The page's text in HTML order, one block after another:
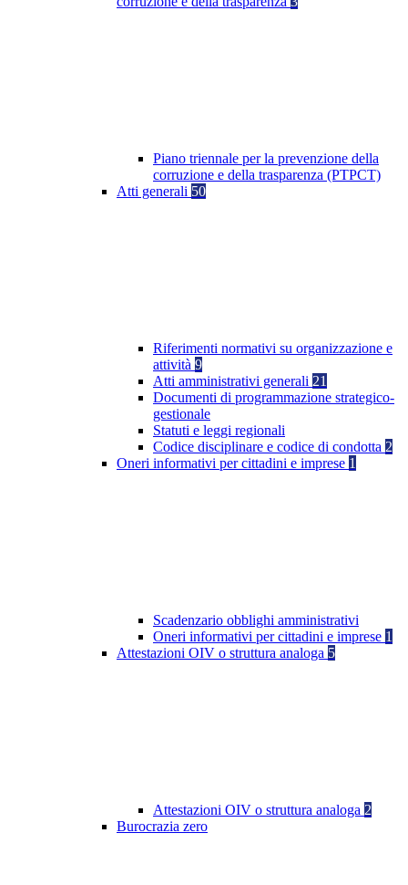
Piano triennale per la prevenzione della
corruzione e della trasparenza (PTPCT)
Atti generali 50
Riferimenti normativi su organizzazione e
attività 9
Atti amministrativi generali 21
Documenti di programmazione strategico-
gestionale
Statuti e leggi regionali
Codice disciplinare e codice di condotta 2
Oneri informativi per cittadini e imprese 1
Scadenzario obblighi amministrativi
Oneri informativi per cittadini e imprese 1
Attestazioni OIV o struttura analoga 5
Attestazioni OIV o struttura analoga 2
Burocrazia zero